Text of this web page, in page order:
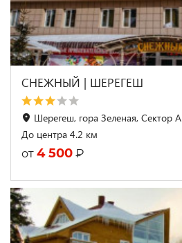
СНЕЖНЫЙ | ШЕРЕГЕШ
Шерегеш, гора Зеленая, Сектор А
До центра 4.2 км
от 4 500 ₽